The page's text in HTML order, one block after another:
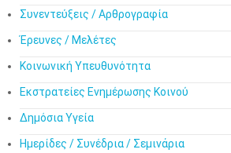
Συνεντεύξεις / Αρθρογραφία
Έρευνες / Μελέτες
Κοινωνική Υπευθυνότητα
Εκστρατείες Ενημέρωσης Κοινού
Δημόσια Υγεία
Ημερίδες / Συνέδρια / Σεμινάρια